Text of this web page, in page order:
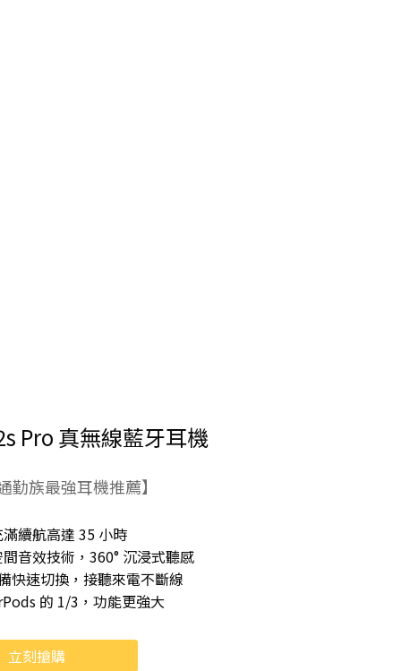
Pro 真無線藍牙耳機
勤族最強耳機推薦】
續航高達 35 小時
音效技術，360° 沉浸式聽感
快速切換，接聽來電不斷線
的 1/3，功能更強大
立刻搶購